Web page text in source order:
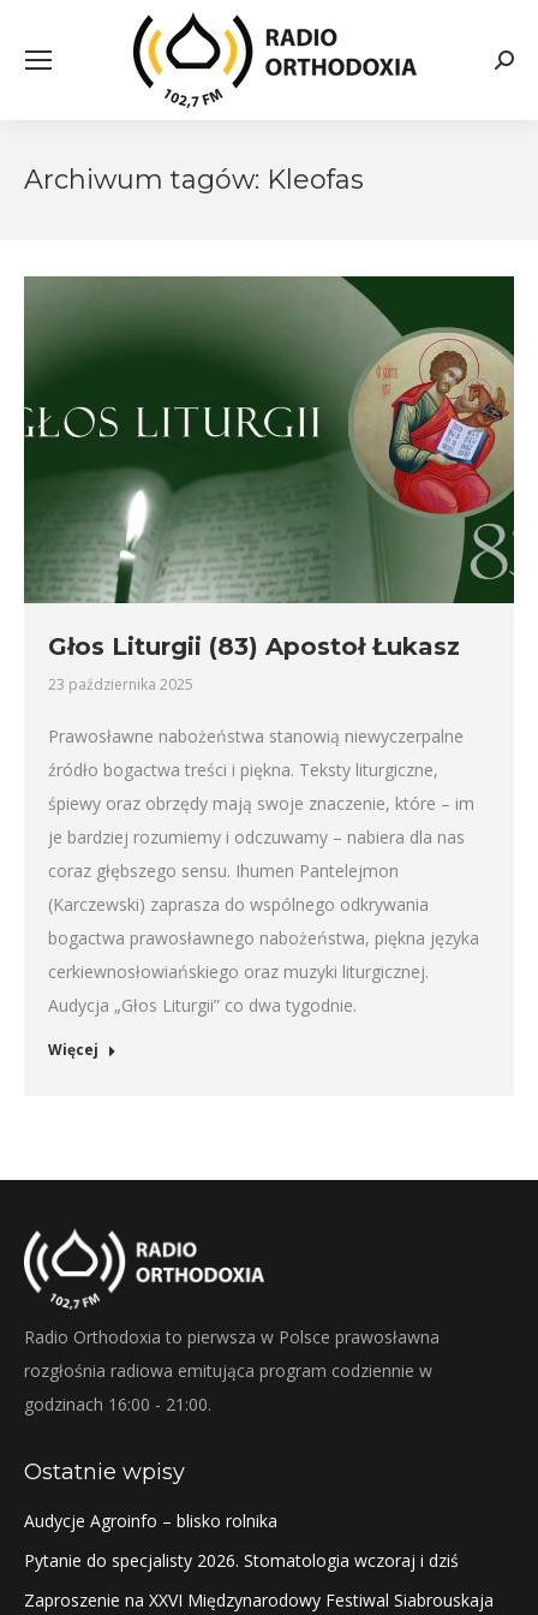
Archiwum tagów: Kleofas
Głos Liturgii (83) Apostoł Łukasz
23 października 2025
Prawosławne nabożeństwa stanowią niewyczerpalne
źródło bogactwa treści i piękna. Teksty liturgiczne,
śpiewy oraz obrzędy mają swoje znaczenie, które – im
je bardziej rozumiemy i odczuwamy – nabiera dla nas
coraz głębszego sensu. Ihumen Pantelejmon
(Karczewski) zaprasza do wspólnego odkrywania
bogactwa prawosławnego nabożeństwa, piękna języka
cerkiewnosłowiańskiego oraz muzyki liturgicznej.
Audycja „Głos Liturgii” co dwa tygodnie.
Więcej
Radio Orthodoxia to pierwsza w Polsce prawosławna
rozgłośnia radiowa emitująca program codziennie w
godzinach 16:00 - 21:00.
Ostatnie wpisy
Audycje Agroinfo – blisko rolnika
Pytanie do specjalisty 2026. Stomatologia wczoraj i dziś
Zaproszenie na XXVI Międzynarodowy Festiwal Siabrouskaja